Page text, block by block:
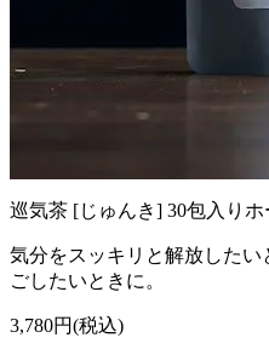
巡気茶 [じゅんき] 30包入り
気分をスッキリと解放した
ごしたいときに。
3,780円(税込)